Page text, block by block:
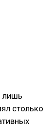
лишь
столько